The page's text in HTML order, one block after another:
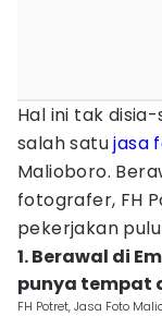
Hal ini tak
salah satujasa
Malioboro.
fotografer, FH
pekerjakan
1. Berawal di
punya tempat
FH Potret, Jasa Foto